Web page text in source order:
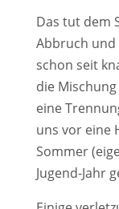
Das tut dem
Abbruch und
schon seit
die
eine
uns vor eine
Sommer
Jugend-Jahr